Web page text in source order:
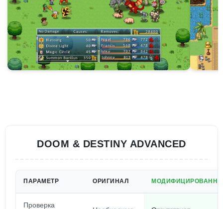
DOOM & DESTINY ADVANCED
ПАРАМЕТР ОРИГИНАЛ
Проверка